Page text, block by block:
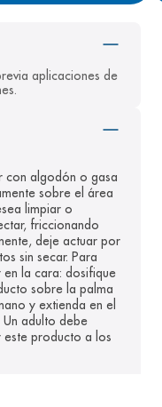
aplicaciones de
con algodón o gasa
sobre el área
limpiar o
friccionando
deje actuar por
sin secar. Para
en la cara: dosifique
sobre la palma
y extienda en el
adulto debe
este producto a los